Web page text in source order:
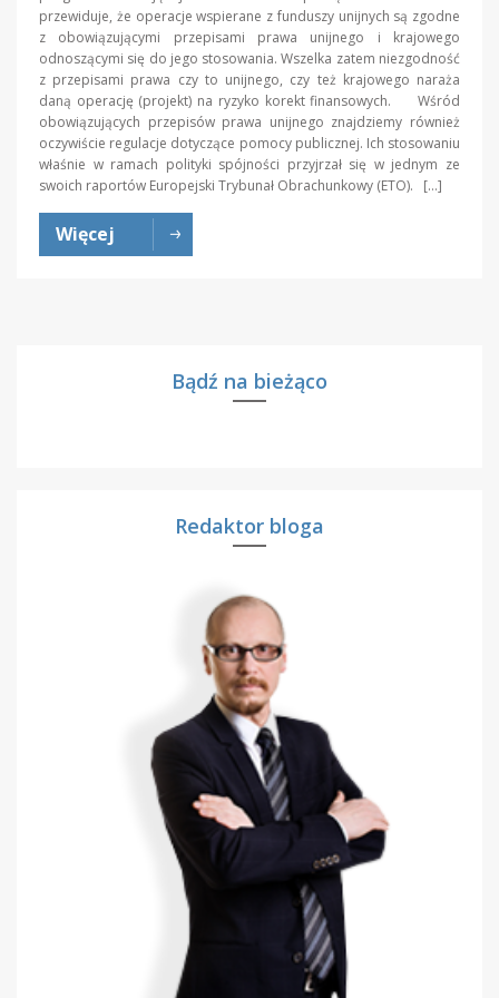
przewiduje, że operacje wspierane z funduszy unijnych są zgodne
z obowiązującymi przepisami prawa unijnego i krajowego
odnoszącymi się do jego stosowania. Wszelka zatem niezgodność
z przepisami prawa czy to unijnego, czy też krajowego naraża
daną operację (projekt) na ryzyko korekt finansowych. Wśród
obowiązujących przepisów prawa unijnego znajdziemy również
oczywiście regulacje dotyczące pomocy publicznej. Ich stosowaniu
właśnie w ramach polityki spójności przyjrzał się w jednym ze
swoich raportów Europejski Trybunał Obrachunkowy (ETO). […]
Więcej
Bądź na bieżąco
Redaktor bloga